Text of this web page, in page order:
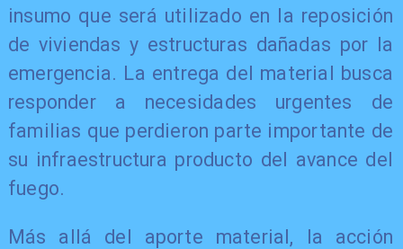
insumo que será utilizado en la reposición
de viviendas y estructuras dañadas por la
emergencia. La entrega del material busca
responder a necesidades urgentes de
familias que perdieron parte importante de
su infraestructura producto del avance del
fuego.
Más allá del aporte material, la acción